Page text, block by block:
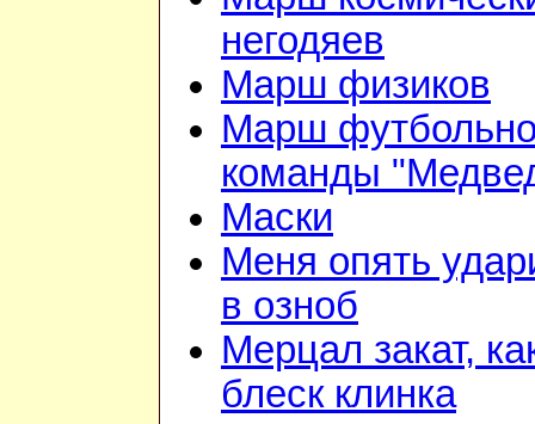
негодяев
Марш физиков
Марш
команды
Маски
Меня опять
в озноб
Мерцал закат,
блеск клинка